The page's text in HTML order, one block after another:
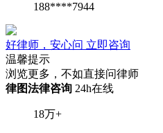
188****7944
好律师，安心问 立即咨询
温馨提示
浏览更多，不如直接问律师
律图法律咨询 24h在线
18万+